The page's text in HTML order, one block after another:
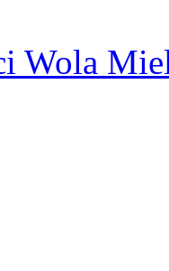
Wola